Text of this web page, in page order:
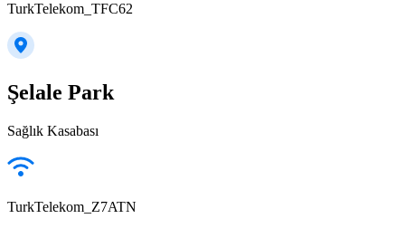
TurkTelekom_TFC62
Şelale Park
Sağlık Kasabası
TurkTelekom_Z7ATN